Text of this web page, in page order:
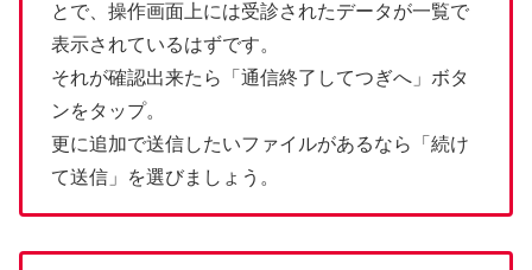
とで、操作画面上には受診されたデータが一覧で
表示されているはずです。
それが確認出来たら「通信終了してつぎへ」ボタ
ンをタップ。
更に追加で送信したいファイルがあるなら「続け
て送信」を選びましょう。